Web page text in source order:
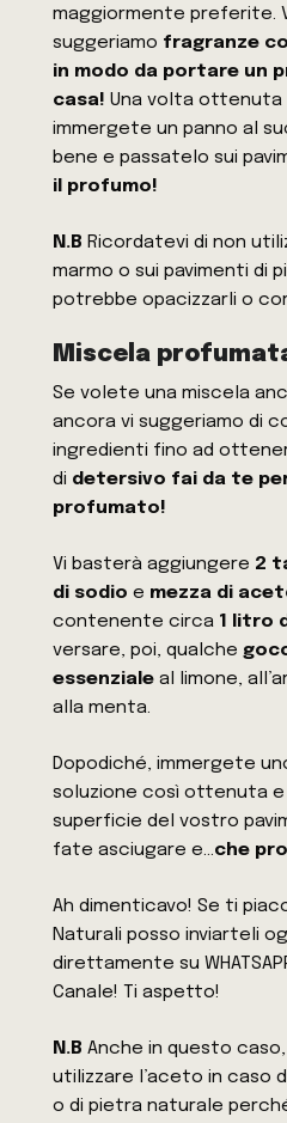
maggiormente preferite.
suggeriamo fragranze
in modo da portare un
casa! Una volta ottenuta
immergete un panno al
bene e passatelo sui
il profumo!
N.B Ricordatevi di non
marmo o sui pavimenti di
potrebbe opacizzarli o
Miscela
Se volete una miscela
ancora vi suggeriamo di
ingredienti fino ad
di detersivo fai da te
profumato!
Vi basterà aggiungere 2
di sodioe mezza di
contenente circa 1 litro
versare, poi, qualche
essenziale al limone,
alla menta.
Dopodiché, immergete
soluzione così ottenuta
superficie del vostro
fate asciugare e…che
Ah dimenticavo! Se ti
Naturali posso inviarteli
direttamente su
Canale! Ti aspetto!
N.B Anche in questo
utilizzare l’aceto in caso
o di pietra naturale